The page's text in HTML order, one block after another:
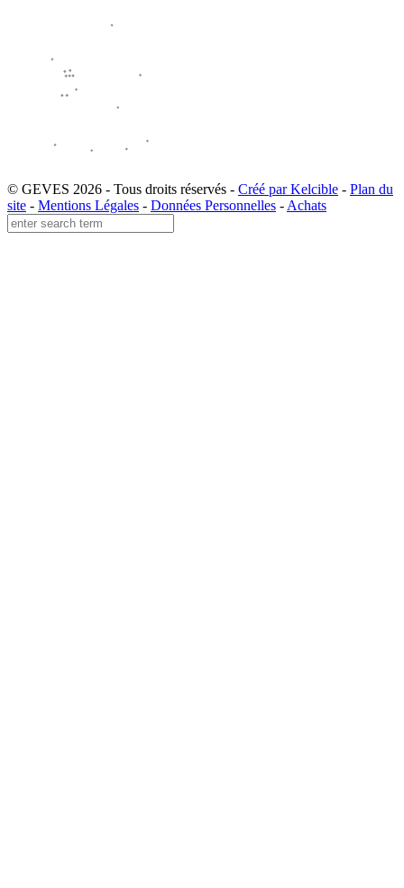
© GEVES 2026 - Tous droits réservés - Créé par Kelcible - Plan du
site - Mentions Légales - Données Personnelles - Achats